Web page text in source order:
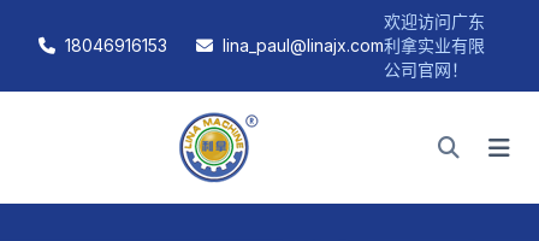
18046916153 lina_paul@linajx.com
欢迎访问广东
利拿实业有限
公司官网！